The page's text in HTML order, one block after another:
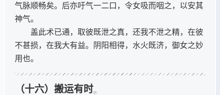
气脉顺畅矣。后亦吁气一二口，令女吸而咽之，以安其
神气。
盖此术已通，取彼既泄之真，还我不泄之精，在彼
不甚损，在我大有益。阴阳相得，水火既济，御女之妙
用也。
（十六）搬运有时